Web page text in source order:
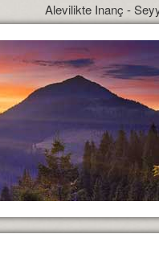
Alevilikte Inanç - Seyyid